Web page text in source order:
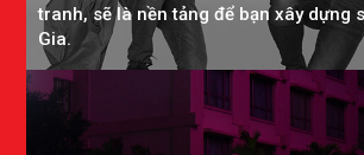
tranh, sẽ là nền tảng để bạn xây dựng
Gia.